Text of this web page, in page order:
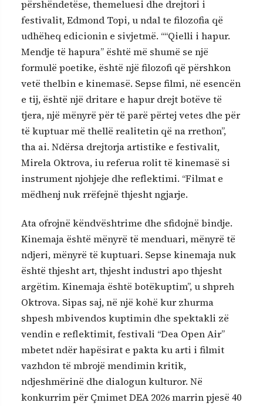
përshëndetëse, themeluesi dhe drejtori i
festivalit, Edmond Topi, u ndal te filozofia që
udhëheq edicionin e sivjetmë. ““Qielli i hapur.
Mendje të hapura” është më shumë se një
formulë poetike, është një filozofi që përshkon
vetë thelbin e kinemasë. Sepse filmi, në esencën
e tij, është një dritare e hapur drejt botëve të
tjera, një mënyrë për të parë përtej vetes dhe për
të kuptuar më thellë realitetin që na rrethon”,
tha ai. Ndërsa drejtorja artistike e festivalit,
Mirela Oktrova, iu referua rolit të kinemasë si
instrument njohjeje dhe reflektimi. “Filmat e
mëdhenj nuk rrëfejnë thjesht ngjarje.
Ata ofrojnë këndvështrime dhe sfidojnë bindje.
Kinemaja është mënyrë të menduari, mënyrë të
ndjeri, mënyrë të kuptuari. Sepse kinemaja nuk
është thjesht art, thjesht industri apo thjesht
argëtim. Kinemaja është botëkuptim”, u shpreh
Oktrova. Sipas saj, në një kohë kur zhurma
shpesh mbivendos kuptimin dhe spektakli zë
vendin e reflektimit, festivali “Dea Open Air”
mbetet ndër hapësirat e pakta ku arti i filmit
vazhdon të mbrojë mendimin kritik,
ndjeshmërinë dhe dialogun kulturor. Në
konkurrim për Çmimet DEA 2026 marrin pjesë 40